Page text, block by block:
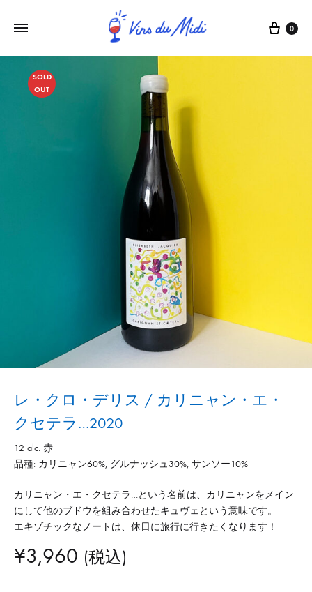
0
SOLD
OUT
レ・クロ・デリス / カリニャン・エ・
クセテラ…2020
12 alc. 赤
品種: カリニャン60%, グルナッシュ30%, サンソー10%
カリニャン・エ・クセテラ…という名前は、カリニャンをメイン
にして他のブドウを組み合わせたキュヴェという意味です。
エキゾチックなノートは、休日に旅行に行きたくなります！
¥3,960 (税込)